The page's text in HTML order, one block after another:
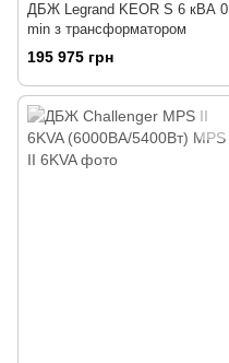
ДБЖ Legrand KEOR S 6 кВА 0
min з трансформатором
195 975 грн